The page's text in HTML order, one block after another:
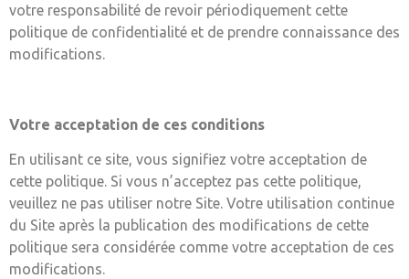
votre responsabilité de revoir périodiquement cette
politique de confidentialité et de prendre connaissance des
modifications.
Votre acceptation de ces conditions
En utilisant ce site, vous signifiez votre acceptation de
cette politique. Si vous n’acceptez pas cette politique,
veuillez ne pas utiliser notre Site. Votre utilisation continue
du Site après la publication des modifications de cette
politique sera considérée comme votre acceptation de ces
modifications.